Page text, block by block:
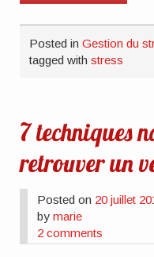
Posted inGestion du
tagged withstress
7 techniques
retrouver un
Posted on 20 juillet
bymarie
2 comments